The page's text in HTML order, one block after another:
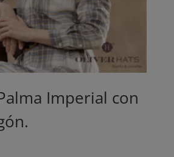
Imperial con